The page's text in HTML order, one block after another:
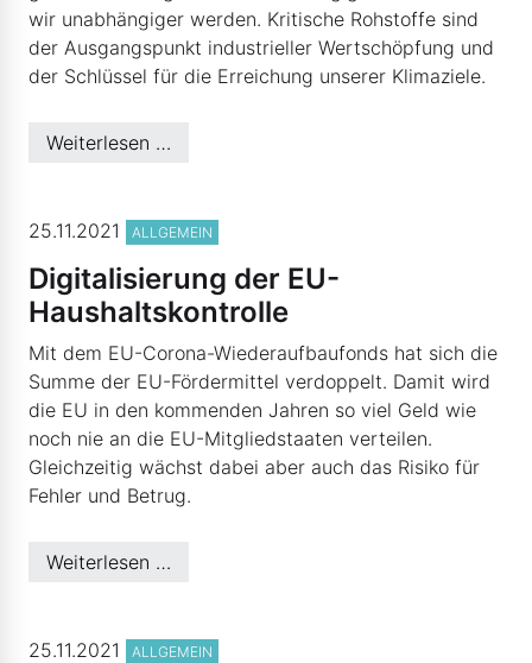
wir unabhängiger werden. Kritische Rohstoffe sind
der Ausgangspunkt industrieller Wertschöpfung und
der Schlüssel für die Erreichung unserer Klimaziele.
Weiterlesen …
25.11.2021 ALLGEMEIN
Digitalisierung der EU-
Haushaltskontrolle
Mit dem EU-Corona-Wiederaufbaufonds hat sich die
Summe der EU-Fördermittel verdoppelt. Damit wird
die EU in den kommenden Jahren so viel Geld wie
noch nie an die EU-Mitgliedstaaten verteilen.
Gleichzeitig wächst dabei aber auch das Risiko für
Fehler und Betrug.
Weiterlesen …
25.11.2021 ALLGEMEIN